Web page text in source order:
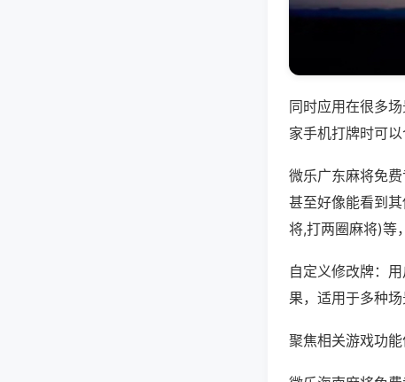
同时应用在很多
家手机打牌时可
微乐广东麻将免
甚至好像能看到
将,打两圈麻将)等
自定义修改牌：
果，适用于多种
聚焦相关游戏功能